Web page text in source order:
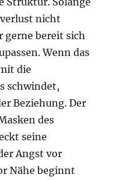
nicht
gerne bereit sich
Wenn das
die
schwindet,
Beziehung. Der
des
seine
Angst vor
Nähe beginnt